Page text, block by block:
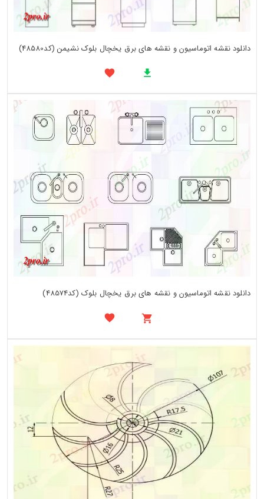
دانلود نقشه اتوماسیون و نقشه های برق یخچال بلوک نشیمن (کد48580)
دانلود نقشه اتوماسیون و نقشه های برق یخچال بلوک (کد48574)